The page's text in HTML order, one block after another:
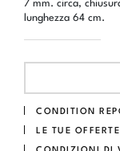
lunghezza 64 cm.
CONDITION
LE TUE OFFERTE
CONDIZIONI DI